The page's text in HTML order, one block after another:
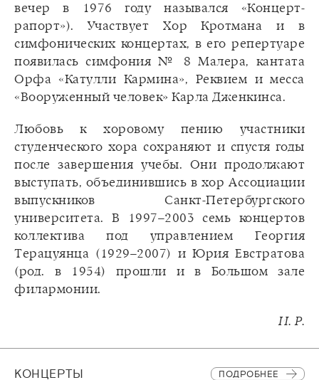
вечер в 1976 году назывался «Концерт-
рапорт»). Участвует Хор Кротмана и в
симфонических концертах, в его репертуаре
появилась симфония № 8 Малера, кантата
Орфа «Катулли Кармина», Реквием и месса
«Вооруженный человек» Карла Дженкинса.
Любовь к хоровому пению участники
студенческого хора сохраняют и спустя годы
после завершения учебы. Они продолжают
выступать, объединившись в хор Ассоциации
выпускников Санкт-Петербургского
университета. В 1997–2003 семь концертов
коллектива под управлением Георгия
Терацуянца (1929–2007) и Юрия Евстратова
(род. в 1954) прошли и в Большом зале
филармонии.
И. Р.
КОНЦЕРТЫ ПОДРОБНЕЕ